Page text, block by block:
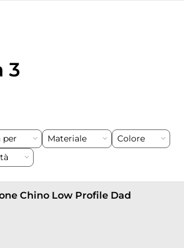
3
per Materiale
Colore
Chino Low Profile Dad